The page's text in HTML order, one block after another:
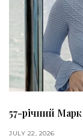
57-річний
JULY 22, 2026